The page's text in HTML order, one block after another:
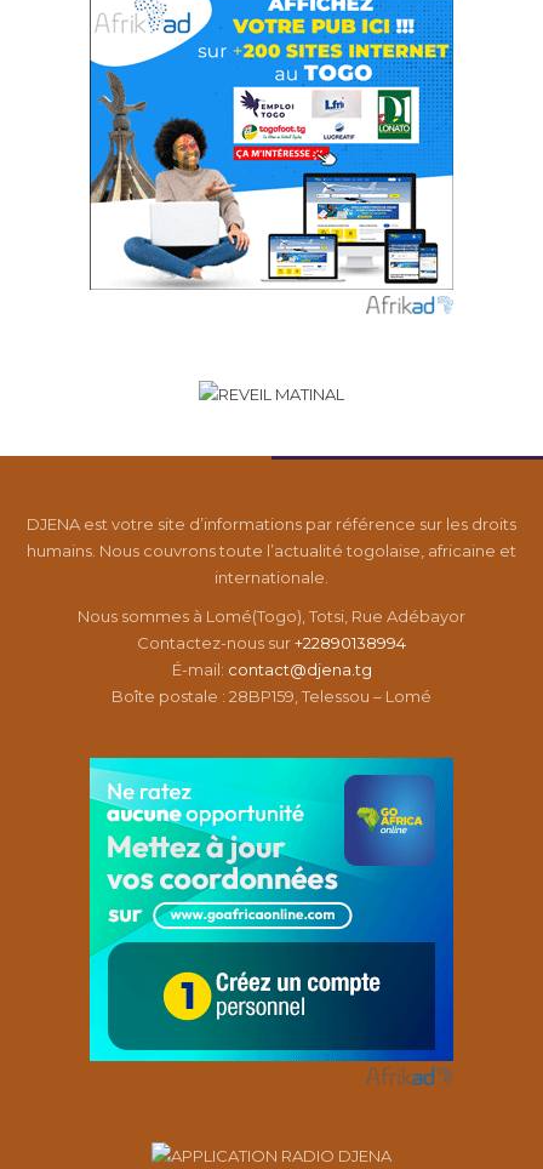
DJENA est votre site d’informations par référence sur les droits
humains. Nous couvrons toute l’actualité togolaise, africaine et
internationale.
Nous sommes à Lomé(Togo), Totsi, Rue Adébayor
Contactez-nous sur+22890138994
É-mail: contact@djena.tg
Boîte postale : 28BP159, Telessou – Lomé